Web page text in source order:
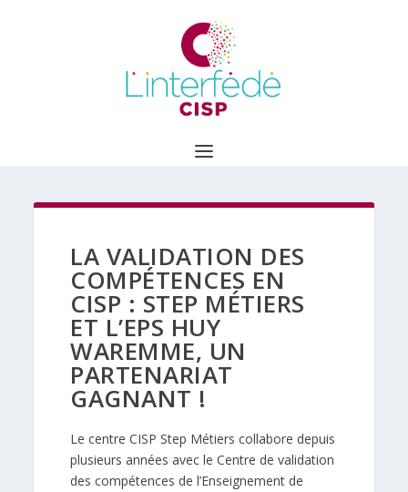
LA VALIDATION DES
COMPÉTENCES EN
CISP : STEP MÉTIERS
ET L’EPS HUY
WAREMME, UN
PARTENARIAT
GAGNANT !
Le centre CISP Step Métiers collabore depuis
plusieurs années avec le Centre de validation
des compétences de l’Enseignement de